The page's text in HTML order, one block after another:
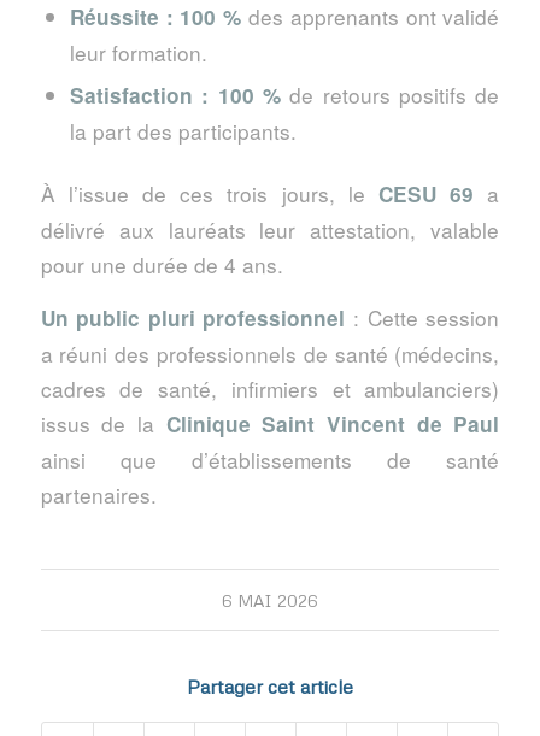
Réussite : 100 % des apprenants ont validé
leur formation.
Satisfaction : 100 %de retours positifs de
la part des participants.
À l’issue de ces trois jours, le CESU 69 a
délivré aux lauréats leur attestation, valable
pour une durée de 4 ans.
Un public pluri professionnel : Cette session
a réuni des professionnels de santé (médecins,
cadres de santé, infirmiers et ambulanciers)
issus de la Clinique Saint Vincent de Paul
ainsi que d’établissements de santé
partenaires.
6 MAI 2026
Partager cet article